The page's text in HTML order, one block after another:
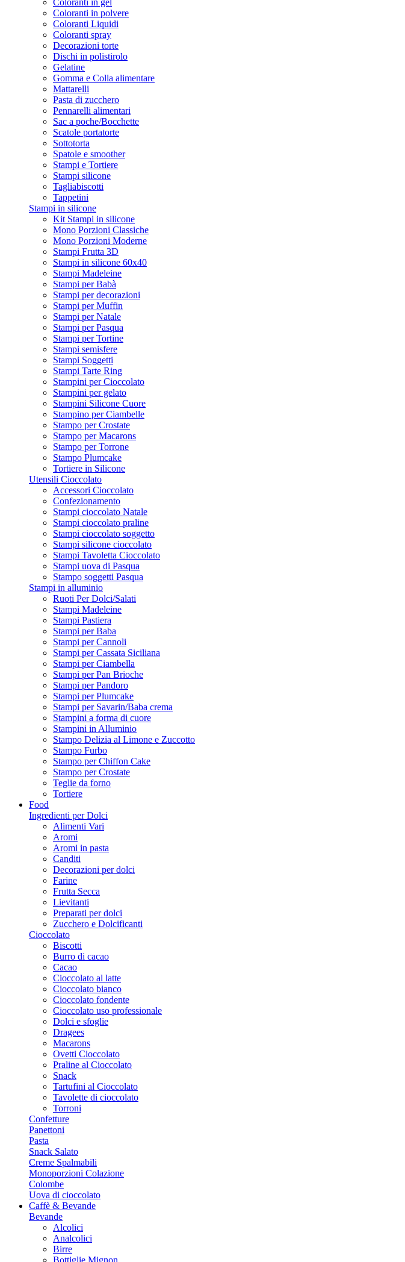
Coloranti in gel
Coloranti in polvere
Coloranti Liquidi
Coloranti spray
Decorazioni torte
Dischi in polistirolo
Gelatine
Gomma e Colla alimentare
Mattarelli
Pasta di zucchero
Pennarelli alimentari
Sac a poche/Bocchette
Scatole portatorte
Sottotorta
Spatole e smoother
Stampi e Tortiere
Stampi silicone
Tagliabiscotti
Tappetini
Stampi in silicone
Kit Stampi in silicone
Mono Porzioni Classiche
Mono Porzioni Moderne
Stampi Frutta 3D
Stampi in silicone 60x40
Stampi Madeleine
Stampi per Babà
Stampi per decorazioni
Stampi per Muffin
Stampi per Natale
Stampi per Pasqua
Stampi per Tortine
Stampi semisfere
Stampi Soggetti
Stampi Tarte Ring
Stampini per Cioccolato
Stampini per gelato
Stampini Silicone Cuore
Stampino per Ciambelle
Stampo per Crostate
Stampo per Macarons
Stampo per Torrone
Stampo Plumcake
Tortiere in Silicone
Utensili Cioccolato
Accessori Cioccolato
Confezionamento
Stampi cioccolato Natale
Stampi cioccolato praline
Stampi cioccolato soggetto
Stampi silicone cioccolato
Stampi Tavoletta Cioccolato
Stampi uova di Pasqua
Stampo soggetti Pasqua
Stampi in alluminio
Ruoti Per Dolci/Salati
Stampi Madeleine
Stampi Pastiera
Stampi per Baba
Stampi per Cannoli
Stampi per Cassata Siciliana
Stampi per Ciambella
Stampi per Pan Brioche
Stampi per Pandoro
Stampi per Plumcake
Stampi per Savarin/Baba crema
Stampini a forma di cuore
Stampini in Alluminio
Stampo Delizia al Limone e Zuccotto
Stampo Furbo
Stampo per Chiffon Cake
Stampo per Crostate
Teglie da forno
Tortiere
Food
Ingredienti per Dolci
Alimenti Vari
Aromi
Aromi in pasta
Canditi
Decorazioni per dolci
Farine
Frutta Secca
Lievitanti
Preparati per dolci
Zucchero e Dolcificanti
Cioccolato
Biscotti
Burro di cacao
Cacao
Cioccolato al latte
Cioccolato bianco
Cioccolato fondente
Cioccolato uso professionale
Dolci e sfoglie
Dragees
Macarons
Ovetti Cioccolato
Praline al Cioccolato
Snack
Tartufini al Cioccolato
Tavolette di cioccolato
Torroni
Confetture
Panettoni
Pasta
Snack Salato
Creme Spalmabili
Monoporzioni Colazione
Colombe
Uova di cioccolato
Caffè & Bevande
Bevande
Alcolici
Analcolici
Birre
Bottiglie Mignon